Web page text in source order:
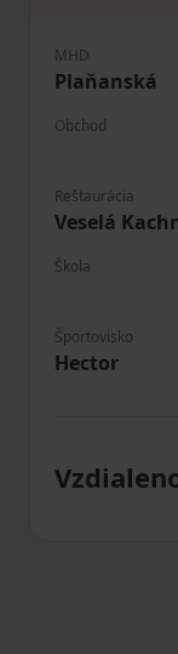
MHD
Plaňanská
Obchod
Reštaurácia
Veselá
Škola
Športovisko
Hector